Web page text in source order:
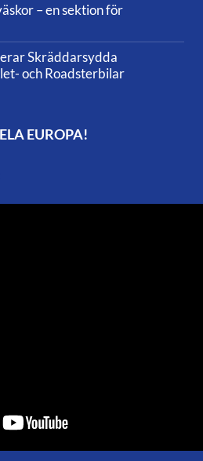
– en sektion för
Skräddarsydda
och Roadsterbilar
EUROPA!